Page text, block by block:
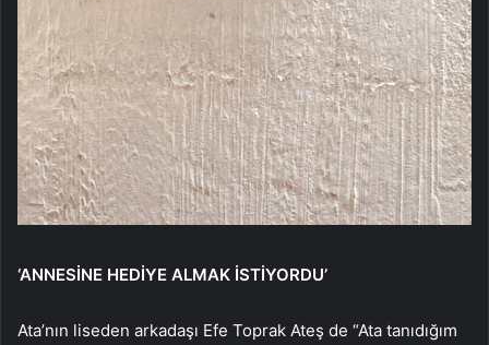
‘ANNESİNE HEDİYE ALMAK İSTİYORDU’
Ata’nın liseden arkadaşı Efe Toprak Ateş de “Ata tanıdığım